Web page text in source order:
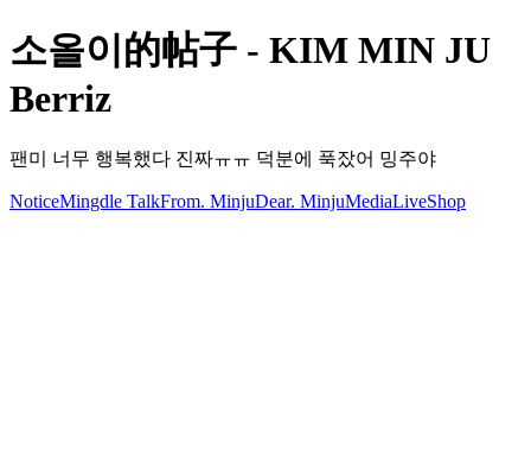
소올이的帖子 - KIM MIN JU
Berriz
팬미 너무 행복했다 진짜ㅠㅠ 덕분에 푹잤어 밍주야
NoticeMingdle TalkFrom. MinjuDear. MinjuMediaLiveShop